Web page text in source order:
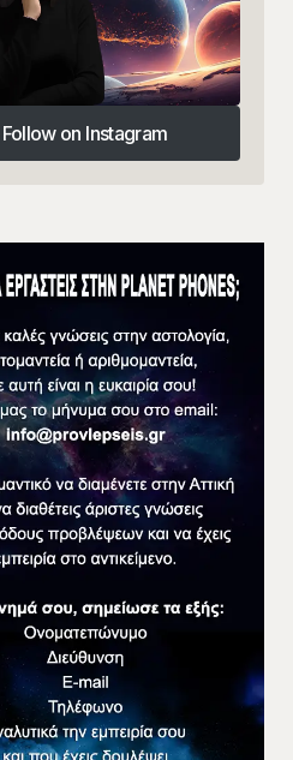
Follow on Instagram
Follow on Instagram